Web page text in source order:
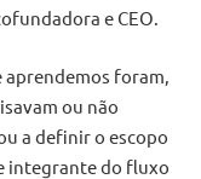
e CEO.
aprendemos foram,
ou não
a definir o escopo
integrante do fluxo